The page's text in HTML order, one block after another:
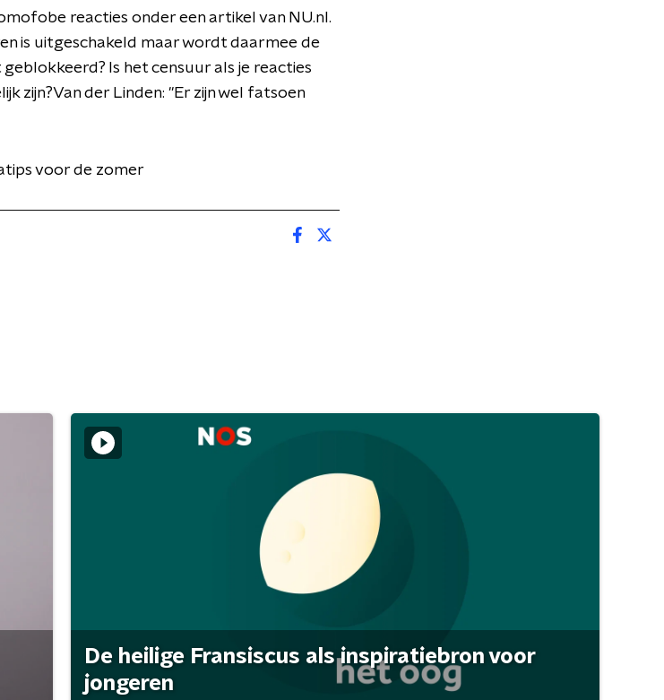
reacties onder een artikel van NU.nl.
is uitgeschakeld maar wordt daarmee de
Is het censuur als je reacties
zijn?Van der Linden: "Er zijn wel fatsoen
voor de zomer
De heilige Fransiscus als inspiratiebron voor
jongeren